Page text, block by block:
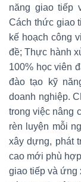
năng giao tiếp
Cách thức giao
kế hoạch công
đề; Thực hành
100% học viên
đào tạo kỹ
doanh nghiệp.
trong việc nâng
rèn luyện mỗi
xây dựng, phát
cao mới phù
giao tiếp và